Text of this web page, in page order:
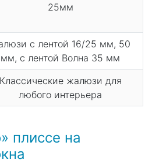
25мм
с лентой 16/25 мм, 50
мм, с лентой Волна 35 мм
Классические жалюзи для
любого интерьера
плиссе на